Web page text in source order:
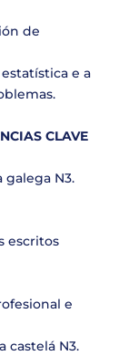
de
e a
CLAVE
galega N3.
escritos
e
castelá N3.